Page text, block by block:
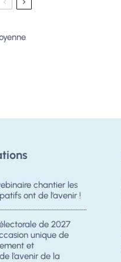
chantier les
ont de l’avenir !
de 2027
unique de
et
l’avenir de la